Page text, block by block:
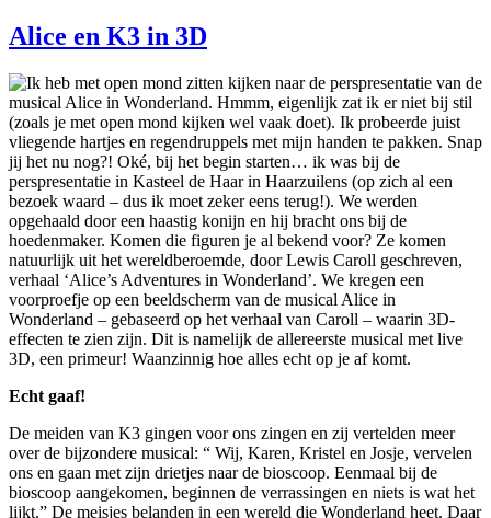
Alice en K3 in 3D
Ik heb met open mond zitten kijken naar de perspresentatie van de
musical Alice in Wonderland. Hmmm, eigenlijk zat ik er niet bij stil
(zoals je met open mond kijken wel vaak doet). Ik probeerde juist
vliegende hartjes en regendruppels met mijn handen te pakken. Snap
jij het nu nog?! Oké, bij het begin starten… ik was bij de
perspresentatie in Kasteel de Haar in Haarzuilens (op zich al een
bezoek waard – dus ik moet zeker eens terug!). We werden
opgehaald door een haastig konijn en hij bracht ons bij de
hoedenmaker. Komen die figuren je al bekend voor? Ze komen
natuurlijk uit het wereldberoemde, door Lewis Caroll geschreven,
verhaal ‘Alice’s Adventures in Wonderland’. We kregen een
voorproefje op een beeldscherm van de musical Alice in
Wonderland – gebaseerd op het verhaal van Caroll – waarin 3D-
effecten te zien zijn. Dit is namelijk de allereerste musical met live
3D, een primeur! Waanzinnig hoe alles echt op je af komt.
Echt gaaf!
De meiden van K3 gingen voor ons zingen en zij vertelden meer
over de bijzondere musical: “ Wij, Karen, Kristel en Josje, vervelen
ons en gaan met zijn drietjes naar de bioscoop. Eenmaal bij de
bioscoop aangekomen, beginnen de verrassingen en niets is wat het
lijkt.” De meisjes belanden in een wereld die Wonderland heet. Daar